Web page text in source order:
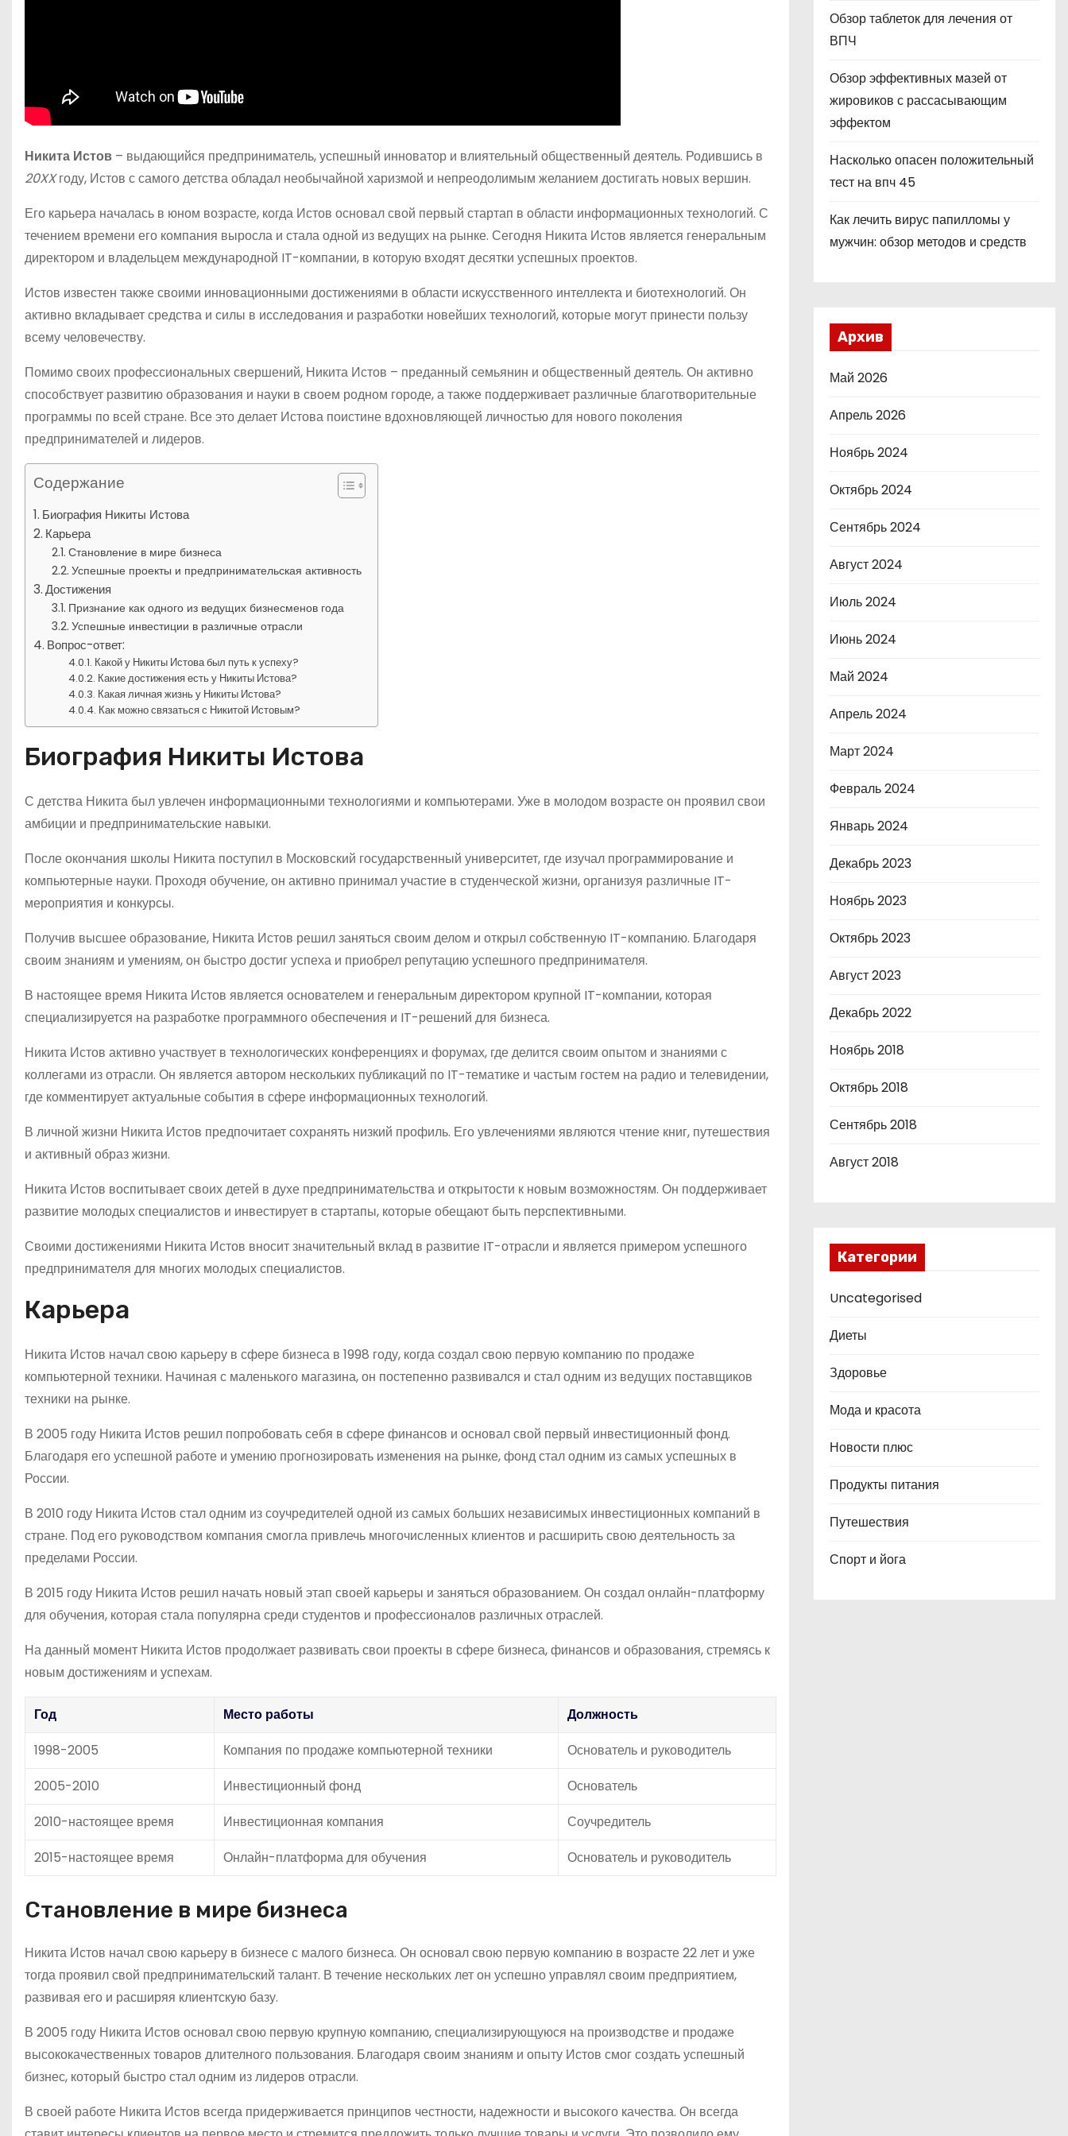
Никита Истов – выдающийся предприниматель, успешный инноватор и влиятельный общественный деятель. Родившись в
20XXгоду, Истов с самого детства обладал необычайной харизмой и непреодолимым желанием достигать новых вершин.
Его карьера началась в юном возрасте, когда Истов основал свой первый стартап в области информационных технологий. С
течением времени его компания выросла и стала одной из ведущих на рынке. Сегодня Никита Истов является генеральным
директором и владельцем международной IT-компании, в которую входят десятки успешных проектов.
Истов известен также своими инновационными достижениями в области искусственного интеллекта и биотехнологий. Он
активно вкладывает средства и силы в исследования и разработки новейших технологий, которые могут принести пользу
всему человечеству.
Помимо своих профессиональных свершений, Никита Истов – преданный семьянин и общественный деятель. Он активно
способствует развитию образования и науки в своем родном городе, а также поддерживает различные благотворительные
программы по всей стране. Все это делает Истова поистине вдохновляющей личностью для нового поколения
предпринимателей и лидеров.
Содержание
Биография Никиты Истова
Карьера
Становление в мире бизнеса
Успешные проекты и предпринимательская активность
Достижения
Признание как одного из ведущих бизнесменов года
Успешные инвестиции в различные отрасли
Вопрос-ответ:
Какой у Никиты Истова был путь к успеху?
Какие достижения есть у Никиты Истова?
Какая личная жизнь у Никиты Истова?
Как можно связаться с Никитой Истовым?
Биография Никиты Истова
С детства Никита был увлечен информационными технологиями и компьютерами. Уже в молодом возрасте он проявил свои
амбиции и предпринимательские навыки.
После окончания школы Никита поступил в Московский государственный университет, где изучал программирование и
компьютерные науки. Проходя обучение, он активно принимал участие в студенческой жизни, организуя различные IT-
мероприятия и конкурсы.
Получив высшее образование, Никита Истов решил заняться своим делом и открыл собственную IT-компанию. Благодаря
своим знаниям и умениям, он быстро достиг успеха и приобрел репутацию успешного предпринимателя.
В настоящее время Никита Истов является основателем и генеральным директором крупной IT-компании, которая
специализируется на разработке программного обеспечения и IT-решений для бизнеса.
Никита Истов активно участвует в технологических конференциях и форумах, где делится своим опытом и знаниями с
коллегами из отрасли. Он является автором нескольких публикаций по IT-тематике и частым гостем на радио и телевидении,
где комментирует актуальные события в сфере информационных технологий.
В личной жизни Никита Истов предпочитает сохранять низкий профиль. Его увлечениями являются чтение книг, путешествия
и активный образ жизни.
Никита Истов воспитывает своих детей в духе предпринимательства и открытости к новым возможностям. Он поддерживает
развитие молодых специалистов и инвестирует в стартапы, которые обещают быть перспективными.
Своими достижениями Никита Истов вносит значительный вклад в развитие IT-отрасли и является примером успешного
предпринимателя для многих молодых специалистов.
Карьера
Никита Истов начал свою карьеру в сфере бизнеса в 1998 году, когда создал свою первую компанию по продаже
компьютерной техники. Начиная с маленького магазина, он постепенно развивался и стал одним из ведущих поставщиков
техники на рынке.
В 2005 году Никита Истов решил попробовать себя в сфере финансов и основал свой первый инвестиционный фонд.
Благодаря его успешной работе и умению прогнозировать изменения на рынке, фонд стал одним из самых успешных в
России.
В 2010 году Никита Истов стал одним из соучредителей одной из самых больших независимых инвестиционных компаний в
стране. Под его руководством компания смогла привлечь многочисленных клиентов и расширить свою деятельность за
пределами России.
В 2015 году Никита Истов решил начать новый этап своей карьеры и заняться образованием. Он создал онлайн-платформу
для обучения, которая стала популярна среди студентов и профессионалов различных отраслей.
На данный момент Никита Истов продолжает развивать свои проекты в сфере бизнеса, финансов и образования, стремясь к
новым достижениям и успехам.
Год Место работы
Должность
1998-2005
Компания по продаже компьютерной техники
Основатель и руководитель
2005-2010
Инвестиционный фонд
Основатель
2010-настоящее время
Инвестиционная компания
Соучредитель
2015-настоящее время
Онлайн-платформа для обучения Основатель и руководитель
Становление в мире бизнеса
Никита Истов начал свою карьеру в бизнесе с малого бизнеса. Он основал свою первую компанию в возрасте 22 лет и уже
тогда проявил свой предпринимательский талант. В течение нескольких лет он успешно управлял своим предприятием,
развивая его и расширяя клиентскую базу.
В 2005 году Никита Истов основал свою первую крупную компанию, специализирующуюся на производстве и продаже
высококачественных товаров длителного пользования. Благодаря своим знаниям и опыту Истов смог создать успешный
бизнес, который быстро стал одним из лидеров отрасли.
В своей работе Никита Истов всегда придерживается принципов честности, надежности и высокого качества. Он всегда
Обзор таблеток для лечения от
ВПЧ
Обзор эффективных мазей от
жировиков с рассасывающим
эффектом
Насколько опасен положительный
тест на впч 45
Как лечить вирус папилломы у
мужчин: обзор методов и средств
Архив
Май 2026
Апрель 2026
Ноябрь 2024
Октябрь 2024
Сентябрь 2024
Август 2024
Июль 2024
Июнь 2024
Май 2024
Апрель 2024
Март 2024
Февраль 2024
Январь 2024
Декабрь 2023
Ноябрь 2023
Октябрь 2023
Август 2023
Декабрь 2022
Ноябрь 2018
Октябрь 2018
Сентябрь 2018
Август 2018
Категории
Uncategorised
Диеты
Здоровье
Мода и красота
Новости плюс
Продукты питания
Путешествия
Спорт и йога